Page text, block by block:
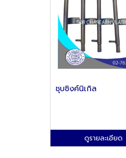
ชุบซิงค์นิเกิล
ดูรายละเอียด